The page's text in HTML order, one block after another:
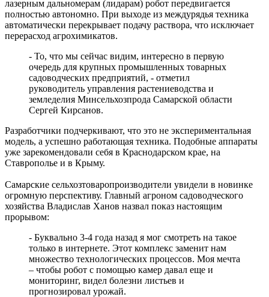
08.08.2026 | 21:26
Вячеслав Федорищев поздравил "Волонтёров-медиков" с
десятилетием
08.08.2026 | 21:07
Есть погибшие: в Ставропольском районе столкнулись две
моторные лодки
08.08.2026 | 20:33
Вячеслав Федорищев – в топ-3 губернаторов по количеству
подписчиков в "МАКСе"
08.08.2026 | 20:01
Состав ХК ЦСК ВВС пополнили два нападающих
08.08.2026 | 19:39
Вячеслав Федорищев: "В Самарской области сильные,
спортивные и талантливые люди"
08.08.2026 | 19:11
8 августа самарские "Крылья Советов" на домашнем стадионе
уступили "Балтике"
08.08.2026 | 18:41
Вячеслав Федорищев: "У нас очень сильная федерация
прыжков на батуте"
08.08.2026 | 17:57
Самарцев приглашают на бесплатные тренировки 9 августа
08.08.2026 | 17:38
8 августа в Самаре косят траву на 20-ти улицах
08.08.2026 | 17:08
лазерным дальномерам (лидарам) робот передвигается
полностью автономно. При выходе из междурядья техника
автоматически перекрывает подачу раствора, что исключает
перерасход агрохимикатов.
- То, что мы сейчас видим, интересно в первую
очередь для крупных промышленных товарных
садоводческих предприятий, - отметил
руководитель управления растениеводства и
земледелия Минсельхозпрода Самарской области
Сергей Кирсанов.
Разработчики подчеркивают, что это не экспериментальная
модель, а успешно работающая техника. Подобные аппараты
уже зарекомендовали себя в Краснодарском крае, на
Ставрополье и в Крыму.
Самарские сельхозтоваропроизводители увидели в новинке
огромную перспективу. Главный агроном садоводческого
хозяйства Владислав Ханов назвал показ настоящим
прорывом:
- Буквально 3-4 года назад я мог смотреть на такое
только в интернете. Этот комплекс заменит нам
множество технологических процессов. Моя мечта
– чтобы робот с помощью камер давал еще и
мониторинг, видел болезни листьев и
прогнозировал урожай.